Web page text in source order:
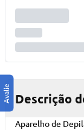
Descrição
Aparelho de